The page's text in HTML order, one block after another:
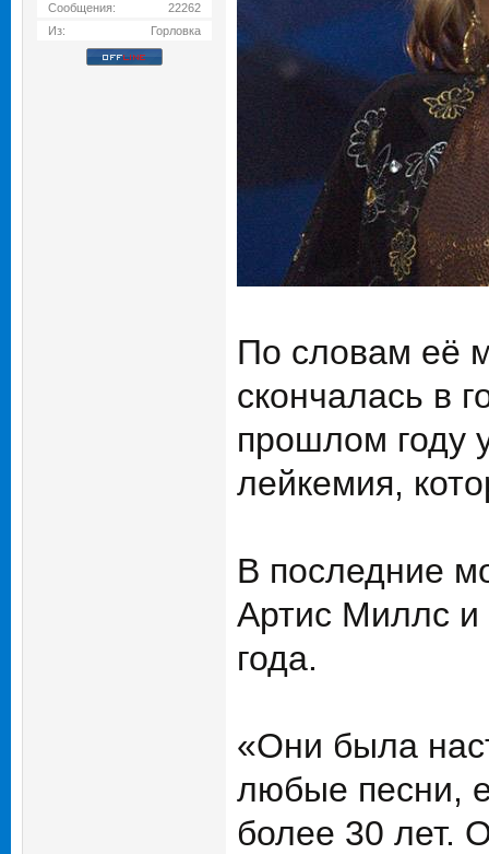
Сообщения:
22262
Из:
Горловка
По словам её
скончалась в
прошлом году
лейкемия,
В последние
Артис Миллс и
года.
«Они была
любые песни,
более 30 лет.